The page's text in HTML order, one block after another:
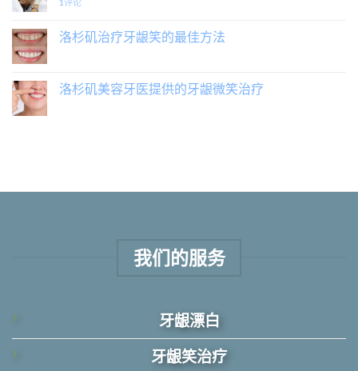
洛杉矶治疗牙龈笑的最佳方法
洛杉矶美容牙医提供的牙龈微笑治疗
我们的服务
牙龈漂白
牙龈笑治疗